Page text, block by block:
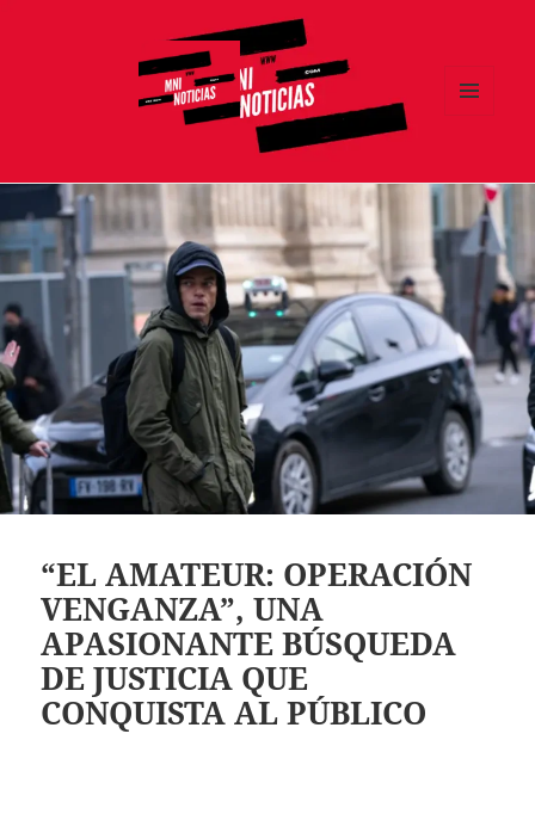
“EL AMATEUR: OPERACIÓN
VENGANZA”, UNA
APASIONANTE BÚSQUEDA
DE JUSTICIA QUE
CONQUISTA AL PÚBLICO